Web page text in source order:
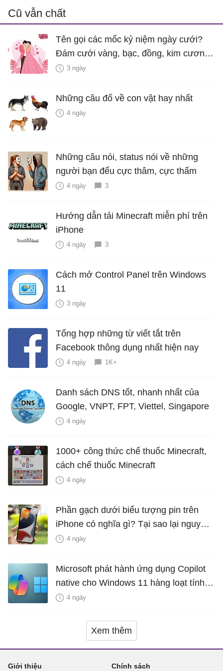
Cũ vẫn chất
Tên gọi các mốc kỷ niệm ngày cưới?
Đám cưới vàng, bạc, đồng, kim cương
là bao nhiêu năm?
3 ngày
Những câu đố về con vật hay nhất
4 ngày
Những câu nói, status nói về những
người bạn đểu cực thâm, cực thấm
4 ngày 3
Hướng dẫn tải Minecraft miễn phí trên
iPhone
4 ngày 3
Cách mở Control Panel trên Windows
11
3 ngày
Tổng hợp những từ viết tắt trên
Facebook thông dụng nhất hiện nay
4 ngày 1K+
Danh sách DNS tốt, nhanh nhất của
Google, VNPT, FPT, Viettel, Singapore
4 ngày
1000+ công thức chế thuốc Minecraft,
cách chế thuốc Minecraft
4 ngày
Phần gạch dưới biểu tượng pin trên
iPhone có nghĩa gì? Tại sao lại nguy
hiểm?
4 ngày
Microsoft phát hành ứng dụng Copilot
native cho Windows 11 hàng loạt tính
năng mới Hữu Ích
4 ngày
Xem thêm
Giới thiệu Chính sách